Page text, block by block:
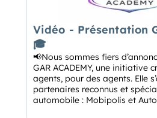
Vidéo - Présentation
🎓
📢Nous sommes fiers
GAR ACADEMY, une initiative
agents, pour des agents. Elle
partenaires reconnus et
automobile : Mobipolis et